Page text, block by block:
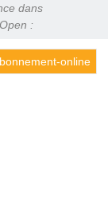
dans
:
online